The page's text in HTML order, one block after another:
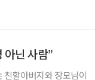
아닌 사람”